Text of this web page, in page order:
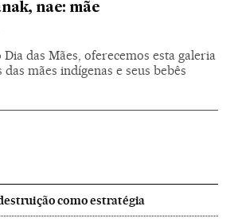
nae: mãe
das Mães, oferecemos esta galeria
mães indígenas e seus bebês
como estratégia